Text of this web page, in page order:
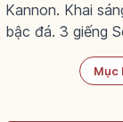
Kannon. Khai
bậc đá. 3 giếng
Mục